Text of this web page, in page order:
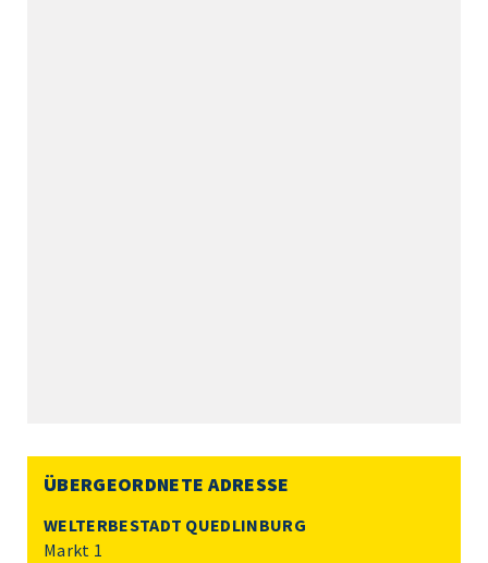
ÜBERGEORDNETE ADRESSE
WELTERBESTADT QUEDLINBURG
Markt 1